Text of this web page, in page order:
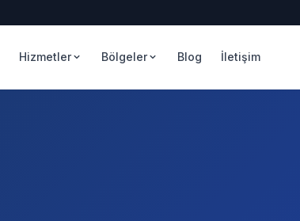
Hizmetler Bölgeler Blog İletişim